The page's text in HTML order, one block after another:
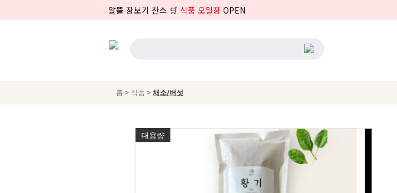
알뜰 장보기 찬스 🛒 식품 오일장 OPEN
홈 > 식품 > 채소/버섯
대용량